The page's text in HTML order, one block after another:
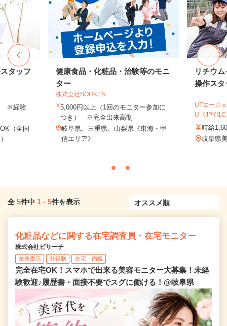
タッフ
※経験
（全国
健康食品・化粧品・治験等のモニ
ター
株式会社SOUKEN
5,000円以上（1回のモニター参加に
つき） ※完全出来高制
岐阜県、三重県、山梨県《東海・甲
信エリア》
リチウ
操作スタ
UTエージ
U《
時給
岐阜県
全 5件中 1 - 5件を表示
化粧品などに関する在宅調査員・在宅モニター
株式会社ビサーチ
業務委託 登録制 在宅・内職
完全在宅OK！スマホで出来る美容モニター大募集！未経
験歓迎♪履歴書・面接不要でスグに働ける！@岐阜県